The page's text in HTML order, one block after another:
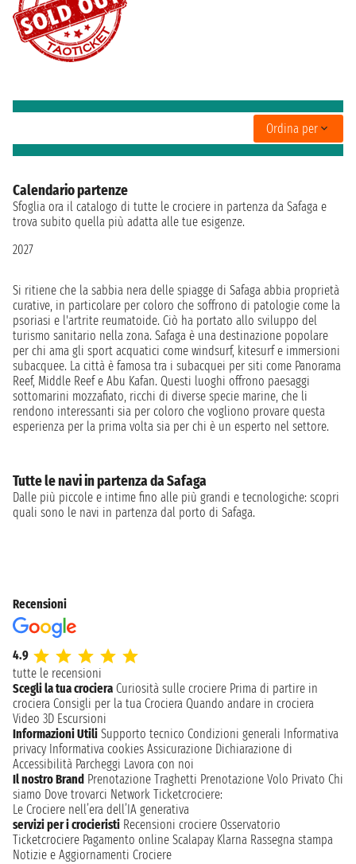
Ordina per
Calendario partenze
Sfoglia ora il catalogo di tutte le crociere in partenza da Safaga e
trova subito quella più adatta alle tue esigenze.
2027
Si ritiene che la sabbia nera delle spiagge di Safaga abbia proprietà
curative, in particolare per coloro che soffrono di patologie come la
psoriasi e l'artrite reumatoide. Ciò ha portato allo sviluppo del
turismo sanitario nella zona. Safaga è una destinazione popolare
per chi ama gli sport acquatici come windsurf, kitesurf e immersioni
subacquee. La città è famosa tra i subacquei per siti come Panorama
Reef, Middle Reef e Abu Kafan. Questi luoghi offrono paesaggi
sottomarini mozzafiato, ricchi di diverse specie marine, che li
rendono interessanti sia per coloro che vogliono provare questa
esperienza per la prima volta sia per chi è un esperto nel settore.
Tutte le navi in partenza da Safaga
Dalle più piccole e intime fino alle più grandi e tecnologiche: scopri
quali sono le navi in partenza dal porto di Safaga.
Recensioni
4.9
tutte le recensioni
Scegli la tua crociera Curiosità sulle crociere Prima di partire in
crociera Consigli per la tua Crociera Quando andare in crociera
Video 3D Escursioni
Informazioni Utili Supporto tecnico Condizioni generali Informativa
privacy Informativa cookies Assicurazione Dichiarazione di
Accessibilità Parcheggi Lavora con noi
Il nostro Brand Prenotazione Traghetti Prenotazione Volo Privato Chi
siamo Dove trovarci Network Ticketcrociere:
Le Crociere nell’era dell’IA generativa
servizi per i crocieristi Recensioni crociere Osservatorio
Ticketcrociere Pagamento online Scalapay Klarna Rassegna stampa
Notizie e Aggiornamenti Crociere